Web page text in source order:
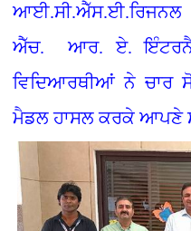
ਆਈ.ਸੀ.ਐੱਸ.ਈ.ਰਿਜਨਲ
ਐੱਚ. ਆਰ. ਏ.
ਵਿਦਿਆਰਥੀਆਂ ਨੇ ਚਾਰ
ਮੈਡਲ ਹਾਸਲ ਕਰਕੇ ਆਪਣੇ